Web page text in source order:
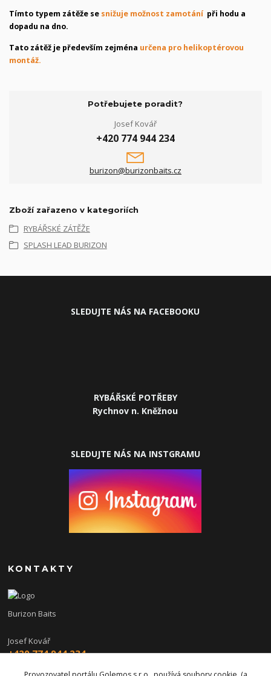
Tímto typem zátěže se snižuje možnost zamotání při hodu a
dopadu na dno.
Tato zátěž je především zejména určena pro helikoptérovou
montáž.
Potřebujete poradit?
Josef Kovář
+420 774 944 234
burizon@burizonbaits.cz
Zboží zařazeno v kategoriích
RYBÁŘSKÉ ZÁTĚŽE
SPLASH LEAD BURIZON
SLEDUJTE NÁS NA FACEBOOKU
RYBÁŘSKÉ POTŘEBY
Rychnov n. Kněžnou
SLEDUJTE NÁS NA INSTGRAMU
KONTAKTY
Burizon Baits
Josef Kovář
+420 774 944 234